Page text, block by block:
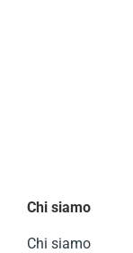
Chi siamo
Chi siamo